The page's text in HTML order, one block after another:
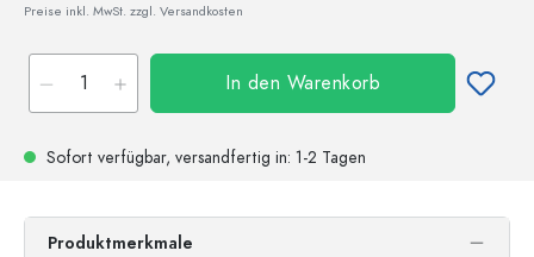
Preise inkl. MwSt. zzgl. Versandkosten
In den Warenkorb
Sofort verfügbar, versandfertig in: 1-2 Tagen
Produktmerkmale